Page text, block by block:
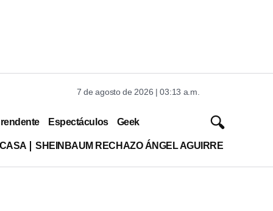
7 de agosto de 2026 | 03:13 a.m.
Espectáculos Geek
SHEINBAUM RECHAZO ÁNGEL AGUIRRE